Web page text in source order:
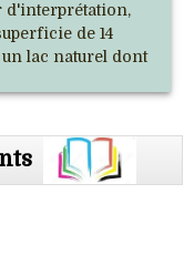
d'interprétation,
de 14
un lac naturel dont